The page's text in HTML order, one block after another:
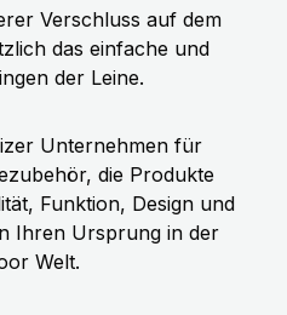
Verschluss auf dem
das einfache und
der Leine.
Unternehmen für
die Produkte
Funktion, Design und
Ihren Ursprung in der
Welt.